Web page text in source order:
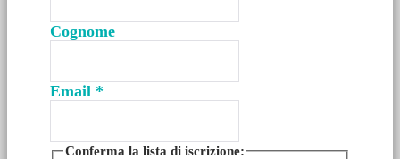
Cognome
Email *
Conferma la lista di iscrizione: